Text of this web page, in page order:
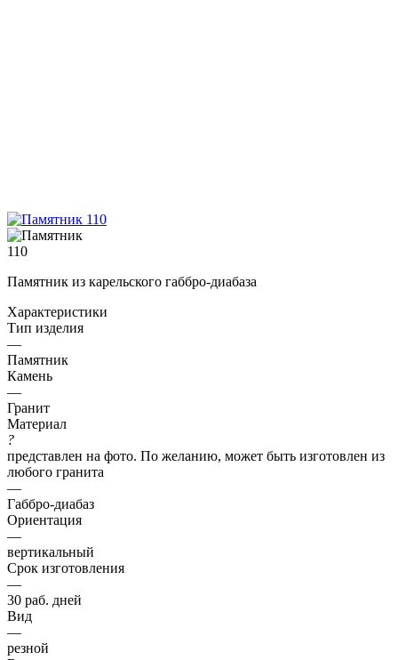
Памятник из карельского габбро-диабаза
Характеристики
Тип изделия
—
Памятник
Камень
—
Гранит
Материал
?
представлен на фото. По желанию, может быть изготовлен из
любого гранита
—
Габбро-диабаз
Ориентация
—
вертикальный
Срок изготовления
—
30 раб. дней
Вид
—
резной